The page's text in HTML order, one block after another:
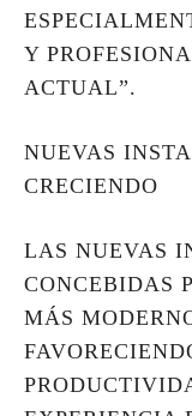
Y
ACTUAL”.
NUEVAS
CRECIENDO
LAS NUEVAS
CONCEBIDAS
MÁS